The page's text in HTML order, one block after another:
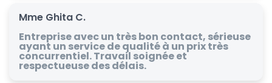
Mme Ghita C.
Entreprise avec un très bon contact, sérieuse
ayant un service de qualité à un prix très
concurrentiel. Travail soignée et
respectueuse des délais.